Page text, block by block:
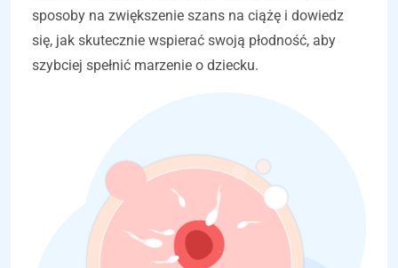
sposoby na zwiększenie szans na ciążę i dowiedz
się, jak skutecznie wspierać swoją płodność, aby
szybciej spełnić marzenie o dziecku.